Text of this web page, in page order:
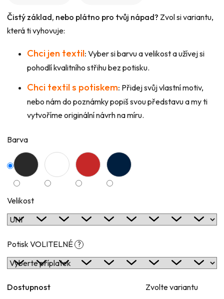
Čistý základ, nebo plátno pro tvůj nápad? Zvol si variantu,
která ti vyhovuje:
Chci jen textil: Vyber si barvu a velikost a užívej si
pohodlí kvalitního střihu bez potisku.
Chci textil s potiskem: Přidej svůj vlastní motiv,
nebo nám do poznámky popiš svou představu a my ti
vytvoříme originální návrh na míru.
Barva
Velikost
Potisk VOLITELNÉ ?
Dostupnost
Zvolte variantu